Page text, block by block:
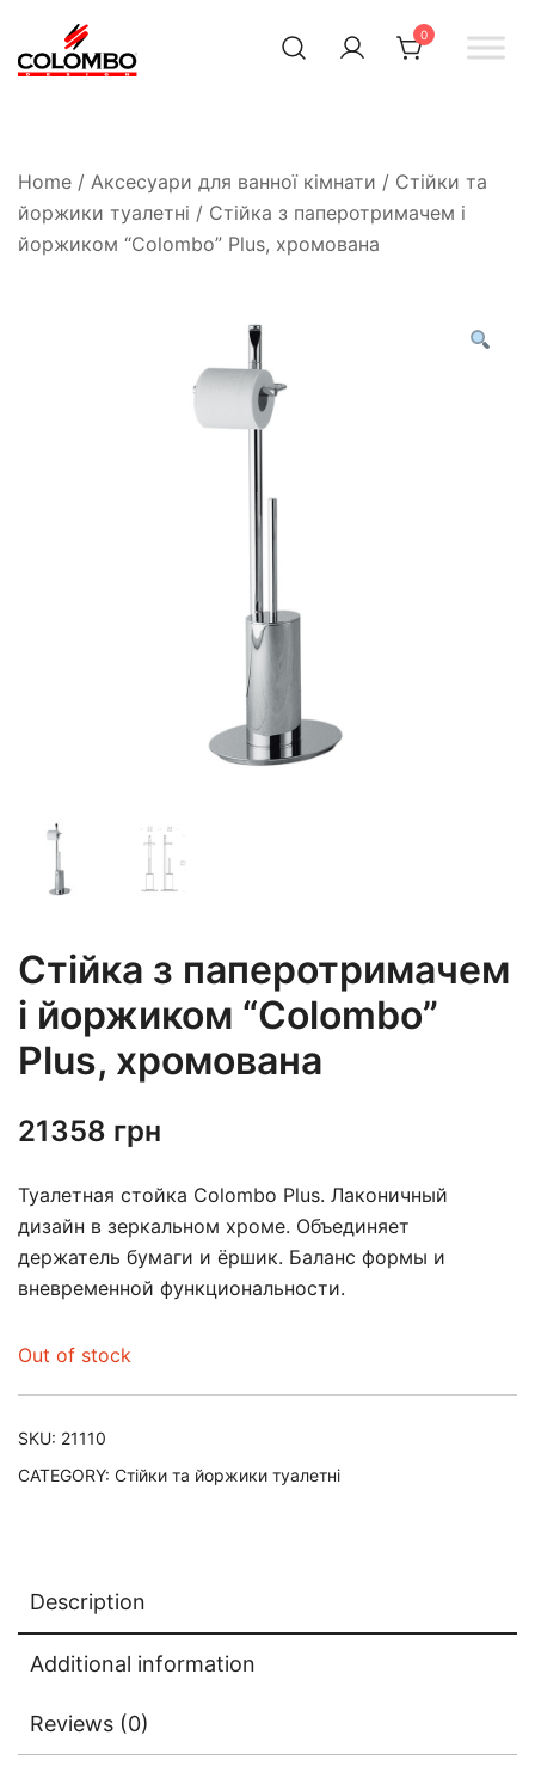
0
Home / Аксесуари для ванної кімнати / Стійки та
йоржики туалетні / Стійка з паперотримачем і
йоржиком “Colombo” Plus, хромована
Стійка з паперотримачем
і йоржиком “Colombo”
Plus, хромована
21358 грн
Туалетная стойка Colombo Plus. Лаконичный
дизайн в зеркальном хроме. Объединяет
держатель бумаги и ёршик. Баланс формы и
вневременной функциональности.
Out of stock
SKU: 21110
CATEGORY: Стійки та йоржики туалетні
Description
Additional information
Reviews (0)